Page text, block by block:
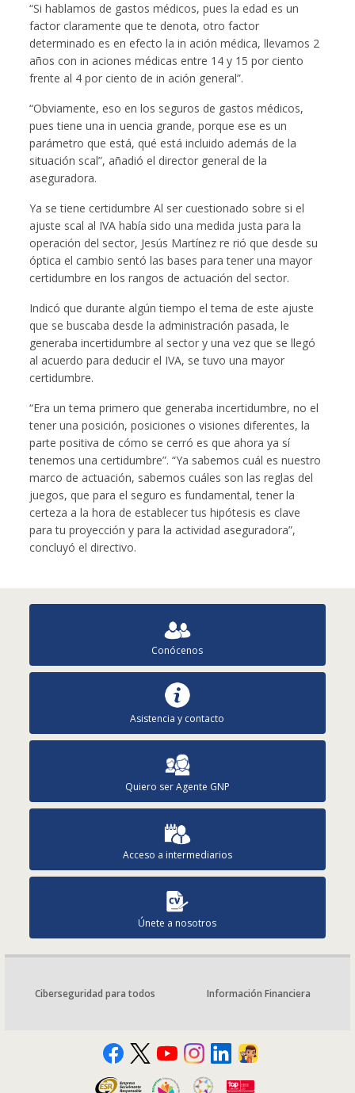
“Si hablamos de gastos médicos, pues la edad es un
factor claramente que te denota, otro factor
determinado es en efecto la in ación médica, llevamos 2
años con in aciones médicas entre 14 y 15 por ciento
frente al 4 por ciento de in ación general”.
“Obviamente, eso en los seguros de gastos médicos,
pues tiene una in uencia grande, porque ese es un
parámetro que está, qué está incluido además de la
situación scal”, añadió el director general de la
aseguradora.
Ya se tiene certidumbre Al ser cuestionado sobre si el
ajuste scal al IVA había sido una medida justa para la
operación del sector, Jesús Martínez re rió que desde su
óptica el cambio sentó las bases para tener una mayor
certidumbre en los rangos de actuación del sector.
Indicó que durante algún tiempo el tema de este ajuste
que se buscaba desde la administración pasada, le
generaba incertidumbre al sector y una vez que se llegó
al acuerdo para deducir el IVA, se tuvo una mayor
certidumbre.
“Era un tema primero que generaba incertidumbre, no el
tener una posición, posiciones o visiones diferentes, la
parte positiva de cómo se cerró es que ahora ya sí
tenemos una certidumbre”. “Ya sabemos cuál es nuestro
marco de actuación, sabemos cuáles son las reglas del
juegos, que para el seguro es fundamental, tener la
certeza a la hora de establecer tus hipótesis es clave
para tu proyección y para la actividad aseguradora”,
concluyó el directivo.
Conócenos
Asistencia y contacto
Quiero ser Agente GNP
Acceso a intermediarios
Únete a nosotros
Ciberseguridad para todos Información Financiera